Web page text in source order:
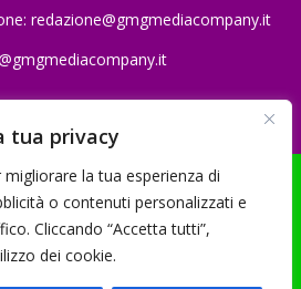
tua privacy
la tua esperienza di
o contenuti personalizzati e
Cliccando “Accetta tutti”,
dei cookie.
redazione@gmgmediacompany.it
Di Mossutti Gianluca | Sede legale: Corso